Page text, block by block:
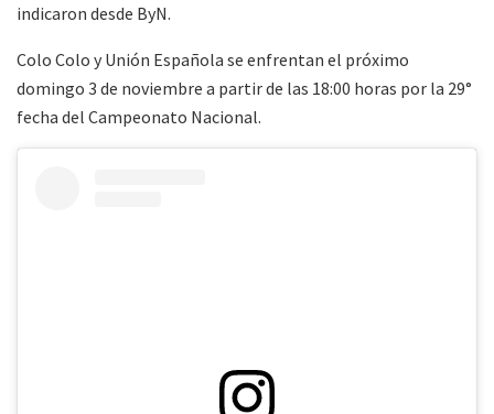
indicaron desde ByN.
Colo Colo y Unión Española se enfrentan el próximo
domingo 3 de noviembre a partir de las 18:00 horas por la 29°
fecha del Campeonato Nacional.